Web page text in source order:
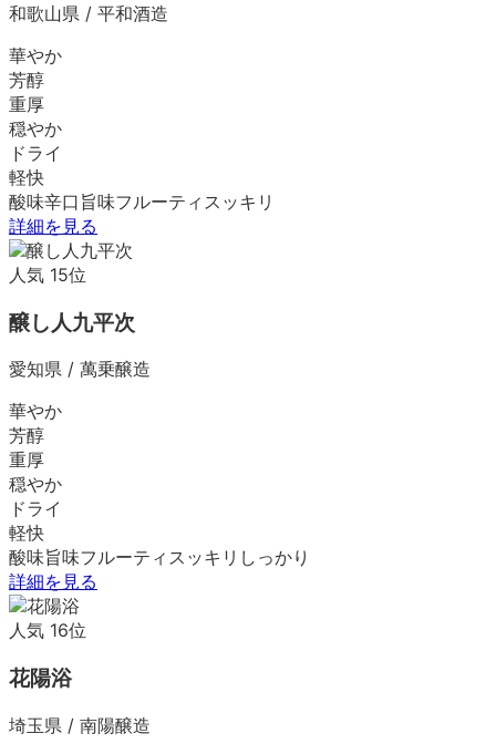
和歌山県 / 平和酒造
華やか
芳醇
重厚
穏やか
ドライ
軽快
酸味辛口 旨味フルーティ スッキリ
詳細を見る
人気 15位
醸し人九平次
愛知県 / 萬乗醸造
華やか
芳醇
重厚
穏やか
ドライ
軽快
酸味旨味フルーティ スッキリ しっかり
詳細を見る
人気 16位
花陽浴
埼玉県 / 南陽醸造